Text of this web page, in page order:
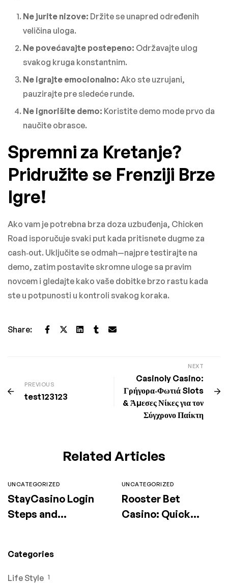
Ne jurite nizove: Držite se unapred određenih
veličina uloga.
Ne povećavajte postepeno: Održavajte ulog
svakog kruga konstantnim.
Ne igrajte emocionalno: Ako ste uzrujani,
pauzirajte pre sledeće runde.
Ne ignorišite demo: Koristite demo mode prvo da
naučite obrasce.
Spremni za Kretanje?
Pridružite se Frenziji Brze
Igre!
Ako vam je potrebna brza doza uzbuđenja, Chicken
Road isporučuje svaki put kada pritisnete dugme za
cash‑out. Uključite se odmah—najpre testirajte na
demo, zatim postavite skromne uloge sa pravim
novcem i gledajte kako vaše dobitke brzo rastu kada
ste u potpunosti u kontroli svakog koraka.
Share:
PREVIOUS
test123123
NEXT
Casinoly Casino:
Γρήγορα‑Φωτιά Slots
& Άμεσες Νίκες για τον
Σύγχρονο Παίκτη
Related Articles
UNCATEGORIZED
StayCasino Login
Steps and
UNCATEGORIZED
Rooster Bet
Casino: Quick
Categories
Life Style 1